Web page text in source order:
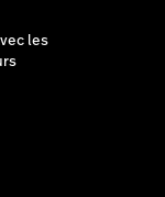
les